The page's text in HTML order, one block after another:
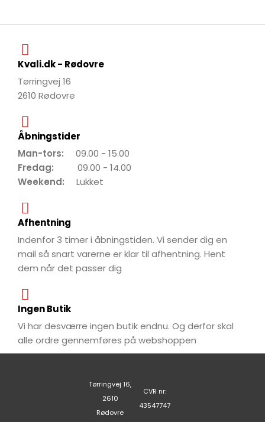
Kvali.dk - Rødovre
Tørringvej 16
2610 Rødovre
Åbningstider
Man-tors: 09.00 - 15.00
Fredag: 09.00 - 14.00
Weekend: Lukket
Afhentning
Indenfor 3 timer i åbningstiden. Vi sender dig en
mail så snart varerne er klar til afhentning. Hent
dem når det passer dig
Ingen Butik
Vi har desværre ingen butik endnu. Og derfor skal
alle ordre gennemføres på webshoppen
Tørringvej 16,
2610
Rødovre
CVR nr:
43547747